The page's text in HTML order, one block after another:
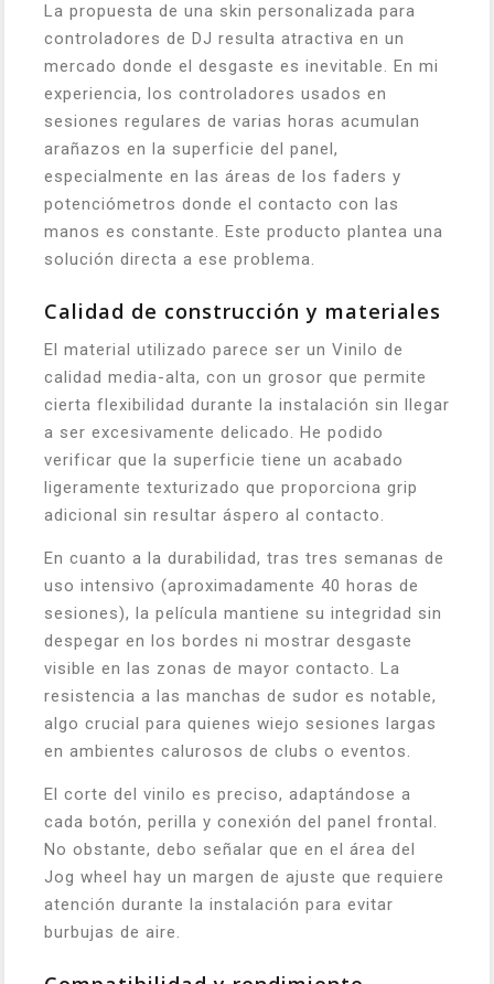
La propuesta de una skin personalizada para
controladores de DJ resulta atractiva en un
mercado donde el desgaste es inevitable. En mi
experiencia, los controladores usados en
sesiones regulares de varias horas acumulan
arañazos en la superficie del panel,
especialmente en las áreas de los faders y
potenciómetros donde el contacto con las
manos es constante. Este producto plantea una
solución directa a ese problema.
Calidad de construcción y materiales
El material utilizado parece ser un Vinilo de
calidad media-alta, con un grosor que permite
cierta flexibilidad durante la instalación sin llegar
a ser excesivamente delicado. He podido
verificar que la superficie tiene un acabado
ligeramente texturizado que proporciona grip
adicional sin resultar áspero al contacto.
En cuanto a la durabilidad, tras tres semanas de
uso intensivo (aproximadamente 40 horas de
sesiones), la película mantiene su integridad sin
despegar en los bordes ni mostrar desgaste
visible en las zonas de mayor contacto. La
resistencia a las manchas de sudor es notable,
algo crucial para quienes wiejo sesiones largas
en ambientes calurosos de clubs o eventos.
El corte del vinilo es preciso, adaptándose a
cada botón, perilla y conexión del panel frontal.
No obstante, debo señalar que en el área del
Jog wheel hay un margen de ajuste que requiere
atención durante la instalación para evitar
burbujas de aire.